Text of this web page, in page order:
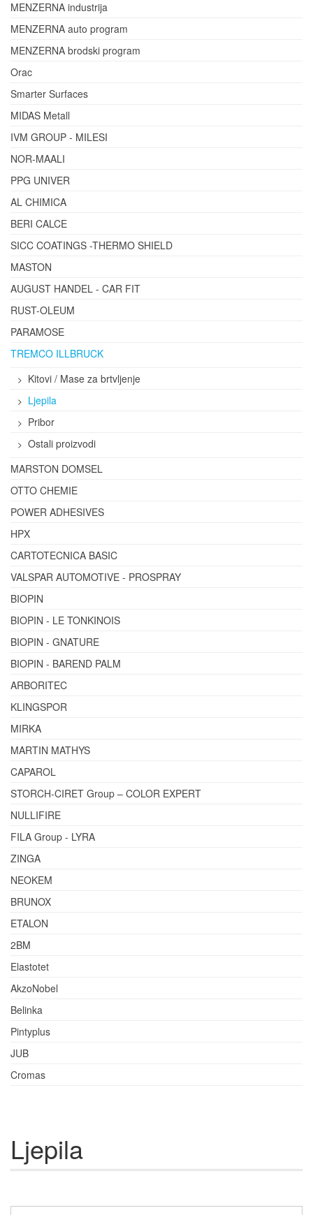
MENZERNA industrija
MENZERNA auto program
MENZERNA brodski program
Orac
Smarter Surfaces
MIDAS Metall
IVM GROUP - MILESI
NOR-MAALI
PPG UNIVER
AL CHIMICA
BERI CALCE
SICC COATINGS -THERMO SHIELD
MASTON
AUGUST HANDEL - CAR FIT
RUST-OLEUM
PARAMOSE
TREMCO ILLBRUCK
Kitovi / Mase za brtvljenje
Ljepila
Pribor
Ostali proizvodi
MARSTON DOMSEL
OTTO CHEMIE
POWER ADHESIVES
HPX
CARTOTECNICA BASIC
VALSPAR AUTOMOTIVE - PROSPRAY
BIOPIN
BIOPIN - LE TONKINOIS
BIOPIN - GNATURE
BIOPIN - BAREND PALM
ARBORITEC
KLINGSPOR
MIRKA
MARTIN MATHYS
CAPAROL
STORCH-CIRET Group – COLOR EXPERT
NULLIFIRE
FILA Group - LYRA
ZINGA
NEOKEM
BRUNOX
ETALON
2BM
Elastotet
AkzoNobel
Belinka
Pintyplus
JUB
Cromas
Ljepila